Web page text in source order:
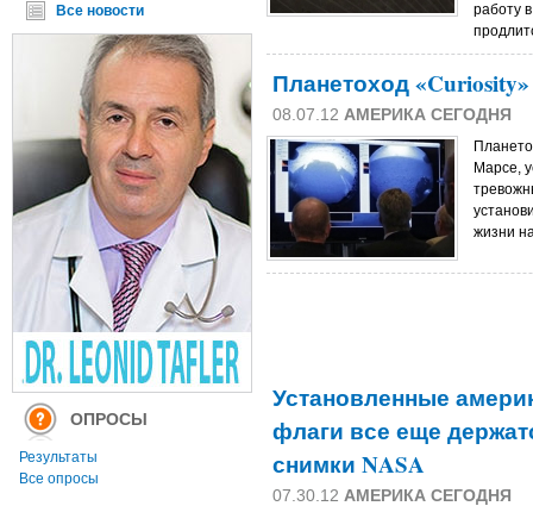
Все новости
ОПРОСЫ
Результаты
Все опросы
работу
Планетоход
08.07.12 АМЕРИКА СЕГОДНЯ
Марсе,
жизни
Установленные
флаги все еще
снимки NASA
07.30.12 АМЕРИКА СЕГОДНЯ